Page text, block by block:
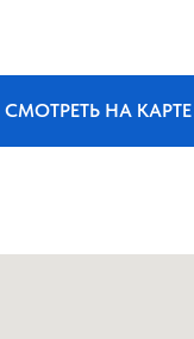
СМОТРЕТЬ НА КАРТЕ